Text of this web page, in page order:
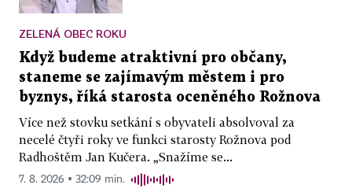
ZELENÁ OBEC ROKU
Když budeme atraktivní pro občany,
staneme se zajímavým městem i pro
byznys, říká starosta oceněného Rožnova
Více než stovku setkání s obyvateli absolvoval za
necelé čtyři roky ve funkci starosty Rožnova pod
Radhoštěm Jan Kučera. „Snažíme se...
7. 8. 2026 ▪ 32:09 min.